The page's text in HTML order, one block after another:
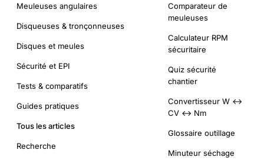
Meuleuses angulaires
Disqueuses & tronçonneuses
Disques et meules
Sécurité et EPI
Tests & comparatifs
Guides pratiques
Tous les articles
Recherche
Comparateur de
meuleuses
Calculateur RPM
sécuritaire
Quiz sécurité
chantier
Convertisseur W ↔
CV ↔ Nm
Glossaire outillage
Minuteur séchage